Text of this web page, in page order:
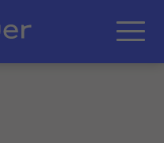
Zum Hauptinhalt